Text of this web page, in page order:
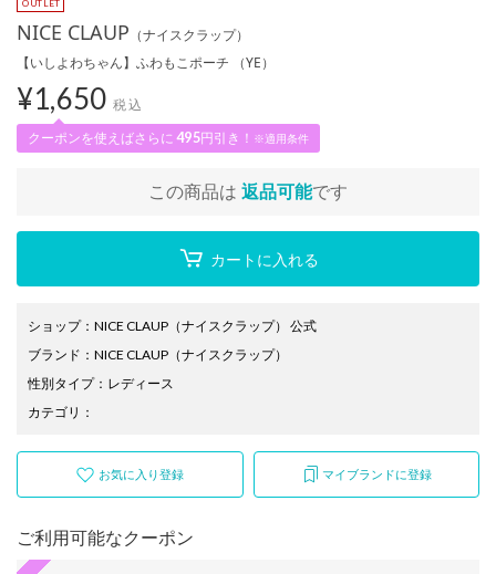
NICE CLAUP （ナイスクラップ）
【いしよわちゃん】ふわもこポーチ （YE）
¥1,650 税込
クーポンを使えばさらに 495円引き！ ※適用条件
この商品は 返品可能です
カートに入れる
ショップ： NICE CLAUP（ナイスクラップ） 公式
ブランド ： NICE CLAUP （ナイスクラップ）
性別タイプ： レディース
カテゴリ ：
お気に入り登録 マイブランドに登録
ご利用可能なクーポン